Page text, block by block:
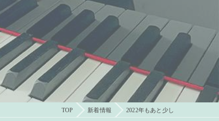
TOP 新着情報 2022年もあと少し